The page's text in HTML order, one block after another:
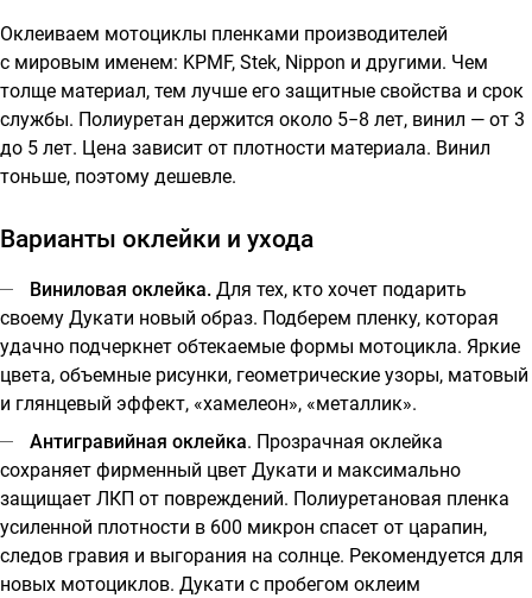
Оклеиваем мотоциклы пленками производителей
с мировым именем: KPMF, Stek, Nippon и другими. Чем
толще материал, тем лучше его защитные свойства и срок
службы. Полиуретан держится около 5−8 лет, винил — от 3
до 5 лет. Цена зависит от плотности материала. Винил
тоньше, поэтому дешевле.
Варианты оклейки и ухода
Виниловая оклейка. Для тех, кто хочет подарить
своему Дукати новый образ. Подберем пленку, которая
удачно подчеркнет обтекаемые формы мотоцикла. Яркие
цвета, объемные рисунки, геометрические узоры, матовый
и глянцевый эффект, «хамелеон», «металлик».
Антигравийная оклейка. Прозрачная оклейка
сохраняет фирменный цвет Дукати и максимально
защищает ЛКП от повреждений. Полиуретановая пленка
усиленной плотности в 600 микрон спасет от царапин,
следов гравия и выгорания на солнце. Рекомендуется для
новых мотоциклов. Дукати с пробегом оклеим